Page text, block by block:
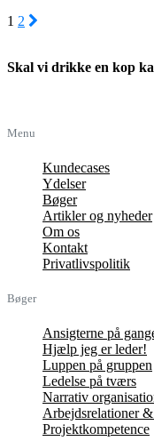
1 2
Skal vi drikke en kop
Menu
Kundecases
Ydelser
Bøger
Artikler og nyheder
Om os
Kontakt
Privatlivspolitik
Bøger
Ansigterne på
Hjælp jeg er leder!
Luppen på gruppen
Ledelse på tværs
Narrativ
Arbejdsrelationer
Projektkompetence